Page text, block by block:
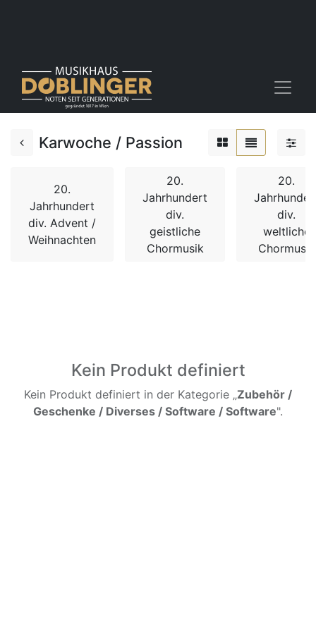
Karwoche / Passion
20.
Jahrhundert
div. Advent /
Weihnachten
20.
Jahrhundert
div.
geistliche
Chormusik
20.
div.
weltliche
Chormusik
Kein Produkt definiert
Kein Produkt definiert in der Kategorie „Zubehör /
Geschenke / Diverses / Software / Software".